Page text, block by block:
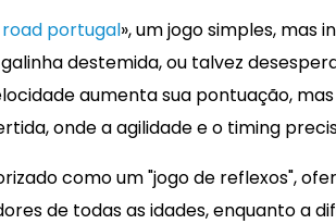
portugal», um jogo simples, mas
destemida, ou talvez
aumenta sua pontuação,
onde a agilidade e o timing
como um "jogo de reflexos",
de todas as idades, enquanto a